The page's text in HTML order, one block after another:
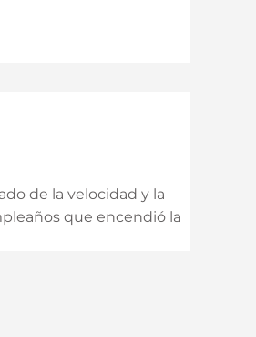
de la velocidad y la
que encendió la